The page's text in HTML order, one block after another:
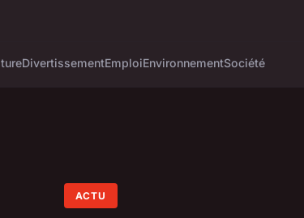
DivertissementEmploiEnvironnementSociété
ACTU